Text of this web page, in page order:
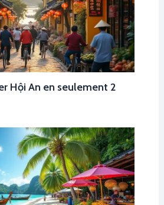
Hội An en seulement 2